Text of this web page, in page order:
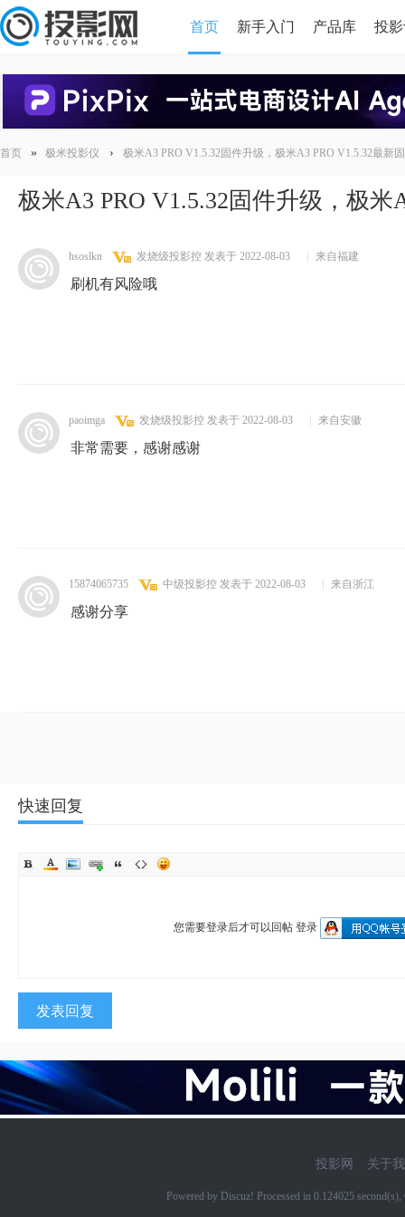
首页 新手入门 产品库 投
HDMI版本对比
首页 » 极米投影仪 › 极米A3 PRO V1.5.32固件升级，极米A3 PRO V1.5.32最新
极米A3 PRO V1.5.32固件升级，极米
hsoslkn 发烧级投影控 发表于 2022-08-03 来自福建
刷机有风险哦
paoimga 发烧级投影控 发表于 2022-08-03 来自安徽
非常需要，感谢感谢
15874065735 中级投影控 发表于 2022-08-03 来自浙江
感谢分享
快速回复
您需要登录后才可以回帖 登录
发表回复
投影网 关于
Powered by Discuz! Processed in 0.124025